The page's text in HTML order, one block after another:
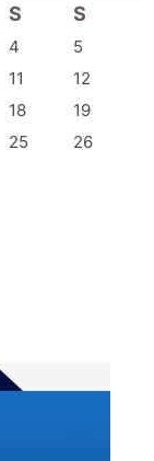
S S
4
5
11
12
18
19
25
26